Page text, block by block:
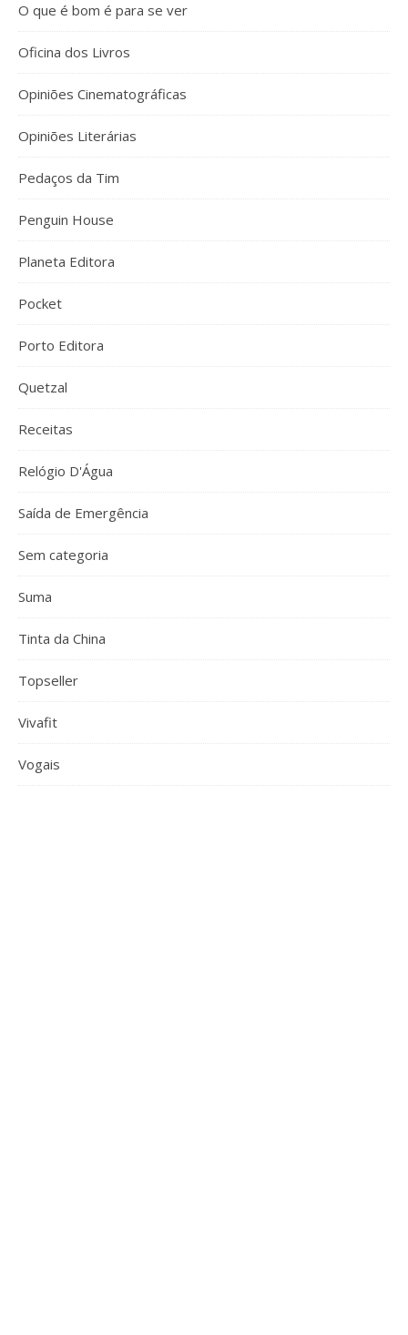
O que é bom é para se ver
Oficina dos Livros
Opiniões Cinematográficas
Opiniões Literárias
Pedaços da Tim
Penguin House
Planeta Editora
Pocket
Porto Editora
Quetzal
Receitas
Relógio D'Água
Saída de Emergência
Sem categoria
Suma
Tinta da China
Topseller
Vivafit
Vogais